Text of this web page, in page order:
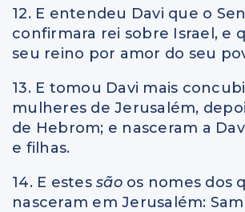
12. E entendeu Davi que o
confirmara rei sobre Israel, e
seu reino por amor do seu
13. E tomou Davi mais
mulheres de Jerusalém,
de Hebrom; e nasceram a
e filhas.
14. E estes são os nomes dos
nasceram em Jerusalém: